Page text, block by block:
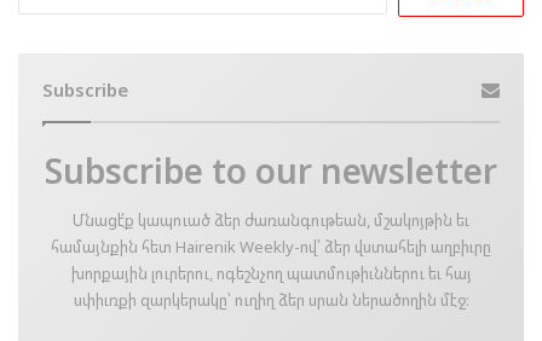
Subscribe
Subscribe to our newsletter
Մնացէ՛ք կապուած ձեր ժառանգութեան, մշակոյթին եւ
համայնքին հետ Hairenik Weekly-ով՝ ձեր վստահելի աղբիւրը
խորքային լուրերու, ոգեշնչող պատմութիւններու եւ հայ
սփիւռքի զարկերակը՝ ուղիղ ձեր սրան ներածողին մէջ։